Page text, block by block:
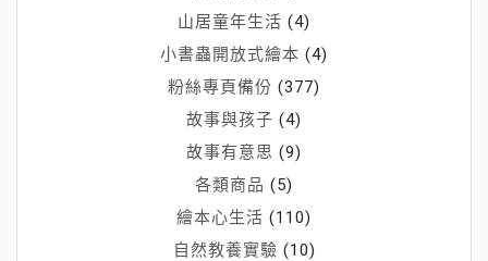
山居童年生活 (4)
小書蟲開放式繪本 (4)
粉絲專頁備份 (377)
故事與孩子 (4)
故事有意思 (9)
各類商品 (5)
繪本心生活 (110)
自然教養實驗 (10)